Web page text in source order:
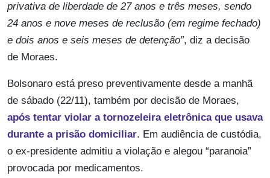
privativa de liberdade de 27 anos e três meses, sendo
24 anos e nove meses de reclusão (em regime fechado)
e dois anos e seis meses de detenção”, diz a decisão
de Moraes.
Bolsonaro está preso preventivamente desde a manhã
de sábado (22/11), também por decisão de Moraes,
após tentar violar a tornozeleira eletrônica que usava
durante a prisão domiciliar. Em audiência de custódia,
o ex-presidente admitiu a violação e alegou “paranoia”
provocada por medicamentos.